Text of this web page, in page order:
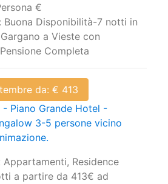
€
Buona Disponibilità-7 notti in
a Vieste con
Completa
da: € 413
Piano Grande Hotel -
3-5 persone vicino
Appartamenti, Residence
a partire da 413€ ad